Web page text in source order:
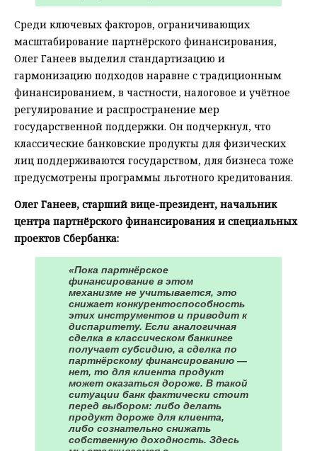
Среди ключевых факторов, ограничивающих
масштабирование партнёрского финансирования,
Олег Ганеев выделил стандартизацию и
гармонизацию подходов наравне с традиционным
финансированием, в частности, налоговое и учётное
регулирование и распространение мер
государственной поддержки. Он подчеркнул, что
классические банковские продукты для физических
лиц поддерживаются государством, для бизнеса тоже
предусмотрены программы льготного кредитования.
Олег Ганеев, старший вице-президент, начальник
центра партнёрского финансирования и специальных
проектов Сбербанка:
«Пока партнёрское
финансирование в этом
механизме не учитывается, это
снижает конкурентоспособность
этих инструментов и приводит к
диспаритету. Если аналогичная
сделка в классическом банкинге
получает субсидию, а сделка по
партнёрскому финансированию —
нет, то для клиента продукт
может оказаться дороже. В такой
ситуации банк фактически стоит
перед выбором: либо делать
продукт дороже для клиента,
либо сознательно снижать
собственную доходность. Здесь